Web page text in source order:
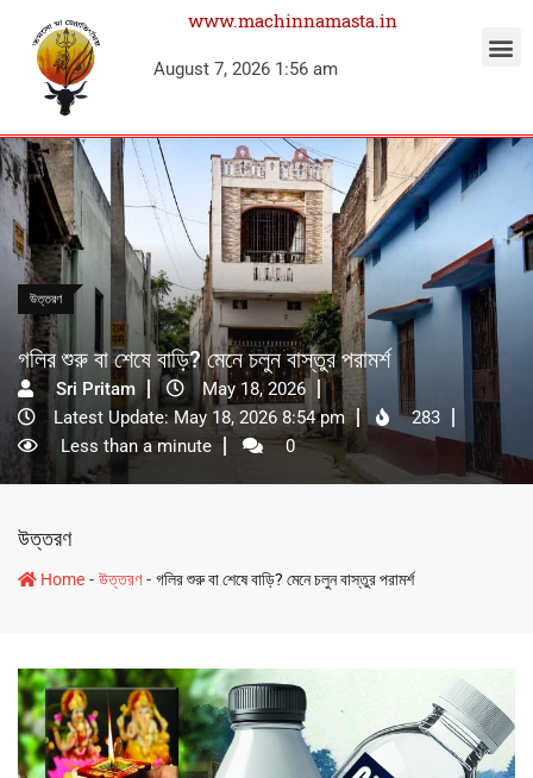
www.machinnamasta.in
August 7, 2026 1:56 am
উত্তরণ
গলির শুরু বা শেষে বাড়ি? মেনে চলুন বাস্তুর পরামর্শ
Sri Pritam
May 18, 2026
Latest Update: May 18, 2026 8:54 pm
283
Less than a minute
0
উত্তরণ
Home - উত্তরণ- গলির শুরু বা শেষে বাড়ি? মেনে চলুন বাস্তুর পরামর্শ